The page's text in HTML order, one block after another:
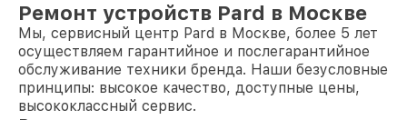
Ремонт устройств Pard в Москве
Мы, сервисный центр Pard в Москве, более 5 лет
осуществляем гарантийное и послегарантийное
обслуживание техники бренда. Наши безусловные
принципы: высокое качество, доступные цены,
высококлассный сервис.